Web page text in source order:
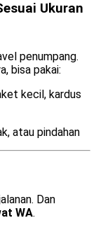
Ukuran
penumpang.
bisa pakai:
kecil, kardus
atau pindahan
Dan
WA.